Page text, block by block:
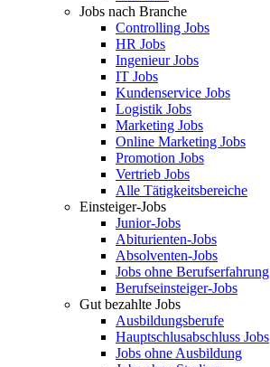
Jobs nach Branche
Controlling Jobs
HR Jobs
Ingenieur Jobs
IT Jobs
Kundenservice Jobs
Logistik Jobs
Marketing Jobs
Online Marketing Jobs
Promotion Jobs
Vertrieb Jobs
Alle Tätigkeitsbereiche
Einsteiger-Jobs
Junior-Jobs
Abiturienten-Jobs
Absolventen-Jobs
Jobs ohne Berufserfahrung
Berufseinsteiger-Jobs
Gut bezahlte Jobs
Ausbildungsberufe
Hauptschlusabschluss Jobs
Jobs ohne Ausbildung